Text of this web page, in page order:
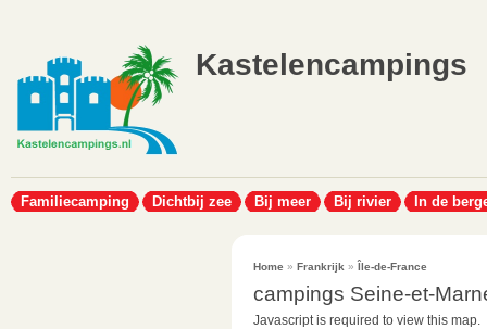
Kastelencampings
Familiecamping Dichtbij zee Bij meer Bij rivier In de
Home » Frankrijk » Île-de-France
campings Seine-et-
Javascript is required to view this map.